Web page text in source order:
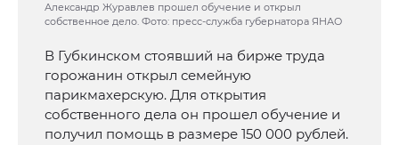
Александр Журавлев прошел обучение и открыл
собственное дело. Фото: пресс-служба губернатора ЯНАО
В Губкинском стоявший на бирже труда
горожанин открыл семейную
парикмахерскую. Для открытия
собственного дела он прошел обучение и
получил помощь в размере 150 000 рублей.